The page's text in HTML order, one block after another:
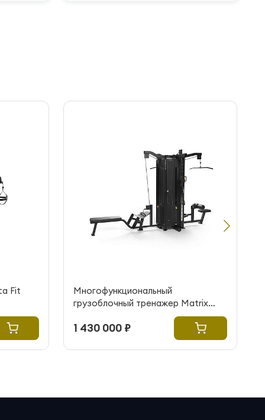
Fit
Многофункциональный
грузоблочный тренажер Matrix
1 430 000 ₽